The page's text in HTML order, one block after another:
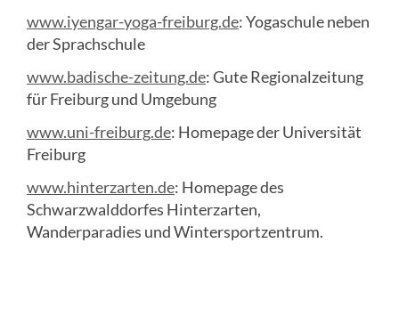
www.iyengar-yoga-freiburg.de: Yogaschule neben
der Sprachschule
www.badische-zeitung.de: Gute Regionalzeitung
für Freiburg und Umgebung
www.uni-freiburg.de: Homepage der Universität
Freiburg
www.hinterzarten.de: Homepage des
Schwarzwalddorfes Hinterzarten,
Wanderparadies und Wintersportzentrum.